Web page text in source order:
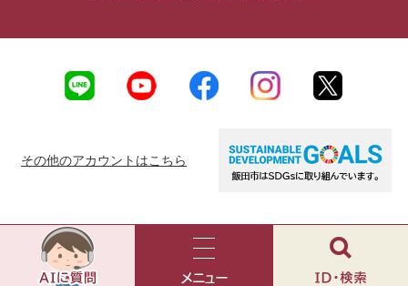
その他のアカウントはこちら